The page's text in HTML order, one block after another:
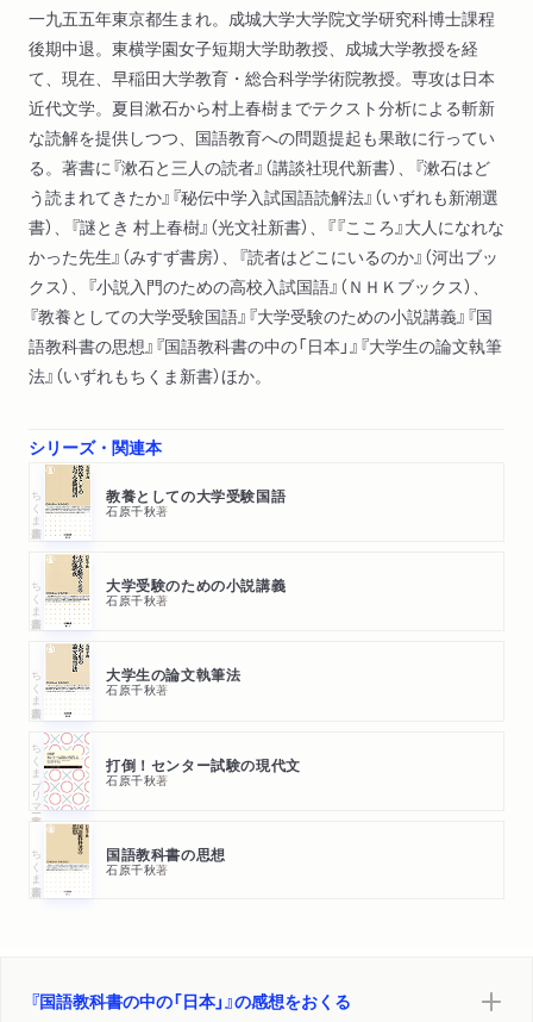
一九五五年東京都生まれ。成城大学大学院文学研究科博士課程
後期中退。東横学園女子短期大学助教授、成城大学教授を経
て、現在、早稲田大学教育・総合科学学術院教授。専攻は日本
近代文学。夏目漱石から村上春樹までテクスト分析による斬新
な読解を提供しつつ、国語教育への問題提起も果敢に行ってい
る。著書に『漱石と三人の読者』（講談社現代新書）、『漱石はど
う読まれてきたか』『秘伝中学入試国語読解法』（いずれも新潮選
書）、『謎とき 村上春樹』（光文社新書）、『『こころ』大人になれな
かった先生』（みすず書房）、『読者はどこにいるのか』（河出ブッ
クス）、『小説入門のための高校入試国語』（ＮＨＫブックス）、
『教養としての大学受験国語』『大学受験のための小説講義』『国
語教科書の思想』『国語教科書の中の「日本」』『大学生の論文執筆
法』（いずれもちくま新書）ほか。
シリーズ・関連本
ちくま新書 教養としての大学受験国語
石原千秋著
ちくま新書 大学受験のための小説講義
石原千秋著
ちくま新書 大学生の論文執筆法
石原千秋著
ちくまプリマー新書 打倒！センター試験の現代文
石原千秋著
ちくま新書 国語教科書の思想
石原千秋著
『国語教科書の中の「日本」』の感想をおくる